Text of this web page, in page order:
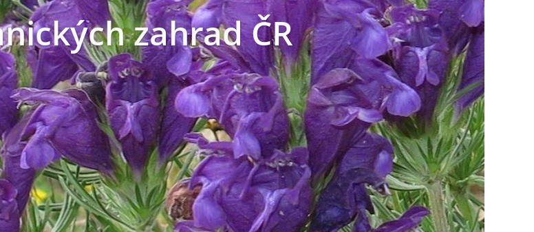
zahrad ČR